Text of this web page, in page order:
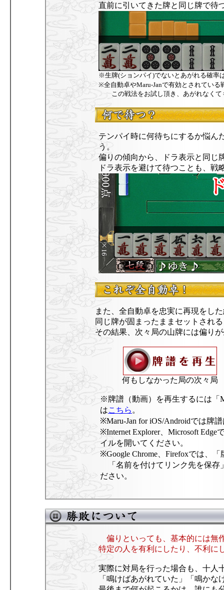
直前に引いてきた牌と同じ牌で待
※生牌(ションパイ)でないとあがれる確率
※全自動卓やMaru-Janで有効とされてい
この戦法をお試し頂き、あがれなくて
テンパイ時に何待ちにするか悩ん
う。
偏りの傾向から、ドラ表示と同じ
ドラ表示を避けて待つことも、戦
また、全自動卓を忠実に再現をし
同じ牌が固まったままセットされ
その結果、次々局の山牌には偏り
何もしなかった局の次々局
※牌譜（動画）を再生するには「
はこちら 。
※Maru-Jan for iOS/Androidでは牌
※Internet Explorer、Microsoft
イルを開いてください。
※Google Chrome、Firefoxでは、
「名前を付けてリンク先を保存
ださい。
偏りといっても、基本的には無
特定の人を有利にしたり、不利に
実際に対局を行った場合も、十人
「鳴けばあがれていた」「鳴か